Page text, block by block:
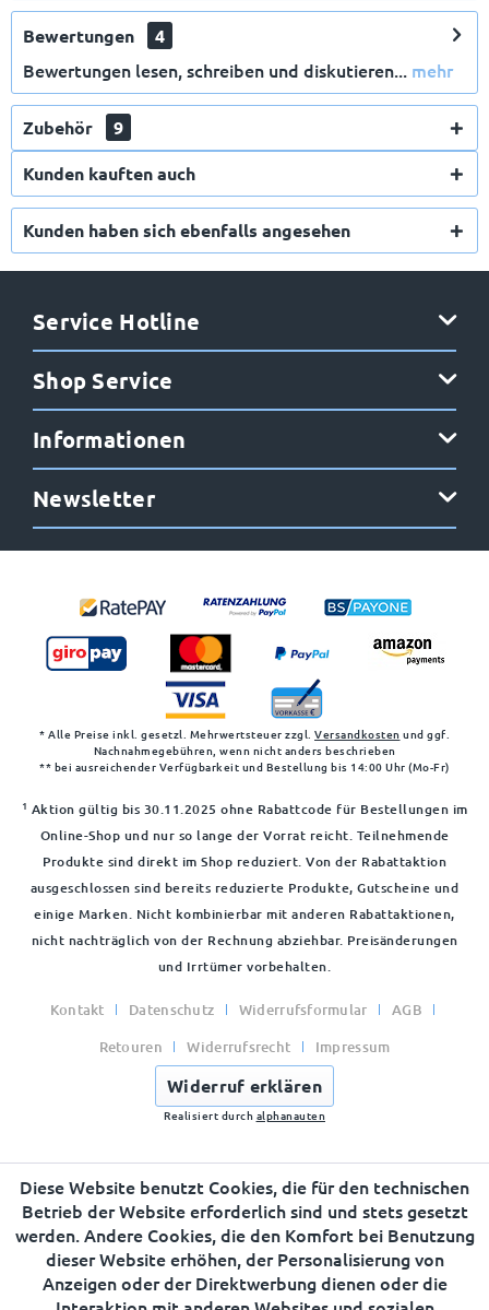
Bewertungen 4
Bewertungen lesen, schreiben und diskutieren... mehr
Zubehör
9
Kunden kauften auch
Kunden haben sich ebenfalls angesehen
Service Hotline
Shop Service
Informationen
Newsletter
* Alle Preise inkl. gesetzl. Mehrwertsteuer zzgl. Versandkosten und ggf.
Nachnahmegebühren, wenn nicht anders beschrieben
** bei ausreichender Verfügbarkeit und Bestellung bis 14:00 Uhr (Mo-Fr)
1 Aktion gültig bis 30.11.2025 ohne Rabattcode für Bestellungen im
Online-Shop und nur so lange der Vorrat reicht. Teilnehmende
Produkte sind direkt im Shop reduziert. Von der Rabattaktion
ausgeschlossen sind bereits reduzierte Produkte, Gutscheine und
einige Marken. Nicht kombinierbar mit anderen Rabattaktionen,
nicht nachträglich von der Rechnung abziehbar. Preisänderungen
und Irrtümer vorbehalten.
Kontakt Datenschutz Widerrufsformular
AGB
Retouren
Widerrufsrecht Impressum
Widerruf erklären
Realisiert durch alphanauten
Diese Website benutzt Cookies, die für den technischen
Betrieb der Website erforderlich sind und stets gesetzt
werden. Andere Cookies, die den Komfort bei Benutzung
dieser Website erhöhen, der Personalisierung von
Anzeigen oder der Direktwerbung dienen oder die